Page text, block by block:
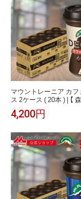
マウントレーニア カフ
ス 2ケース ( 20本 ) | 【
式 】 Mt.RAINIER デカ
ー 珈琲 ドリンク 飲料
ルド カフェラテ ノンカ
バリアカップ まとめ買
4,200円